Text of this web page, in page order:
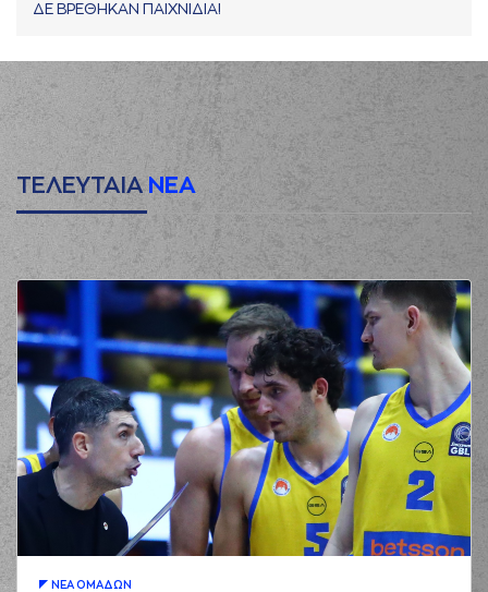
ΔΕ ΒΡΕΘΗΚΑΝ ΠΑΙΧΝΙΔΙΑ!
ΤΕΛΕΥΤΑΙΑ ΝΕΑ
ΝΕA ΟΜAΔΩΝ